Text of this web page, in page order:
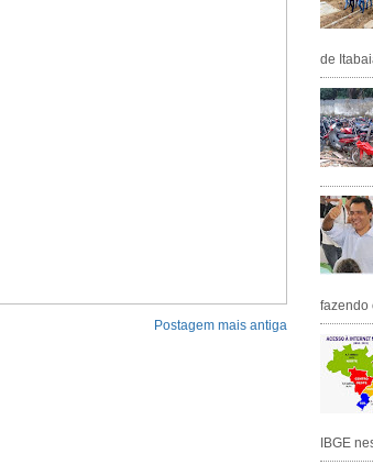
Postagem mais antiga
de
fazendo
IBGE